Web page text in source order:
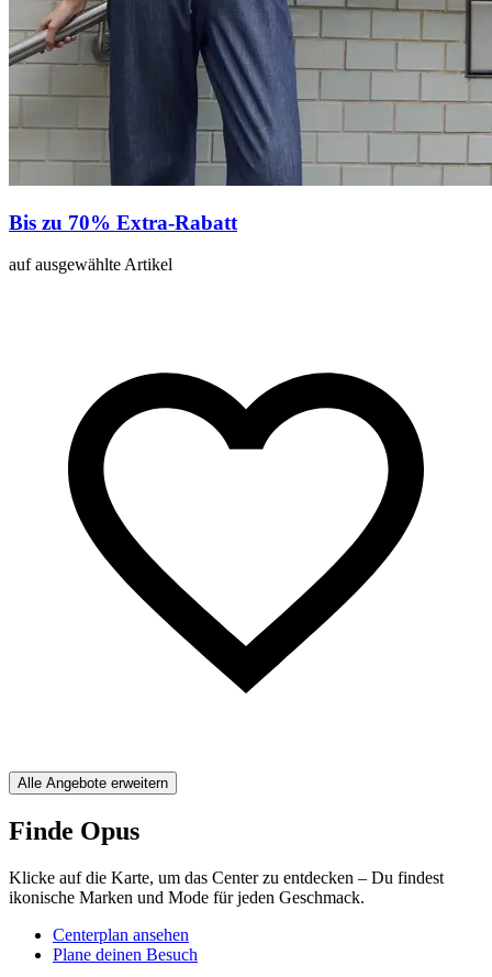
Bis zu 70% Extra-Rabatt
auf ausgewählte Artikel
Alle Angebote erweitern
Finde Opus
Klicke auf die Karte, um das Center zu entdecken – Du findest
ikonische Marken und Mode für jeden Geschmack.
Centerplan ansehen
Plane deinen Besuch